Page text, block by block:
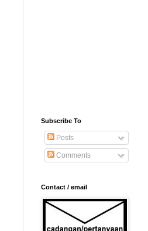
Subscribe To
Posts
Comments
Contact / email